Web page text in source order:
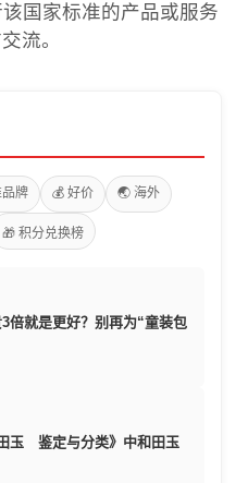
国家标准的产品或服务
流。
牌 💰 好价 🌏 海外
🎁 积分兑换榜
倍就是更好？别再为“童装包
玉 鉴定与分类》中和田玉